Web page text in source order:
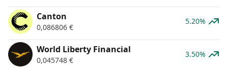
Canton
0,086806 €
5.20%
World Liberty Financial
0,045748 €
3.50%